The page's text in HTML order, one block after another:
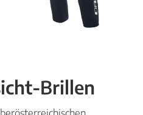
Brillen